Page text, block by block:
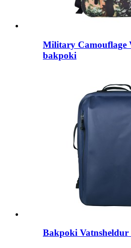
Military Camouflage
bakpoki
Bakpoki Vatnsheldur